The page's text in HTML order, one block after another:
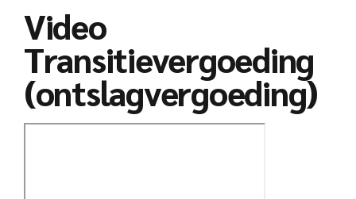
Video
Transitievergoeding
(ontslagvergoeding)